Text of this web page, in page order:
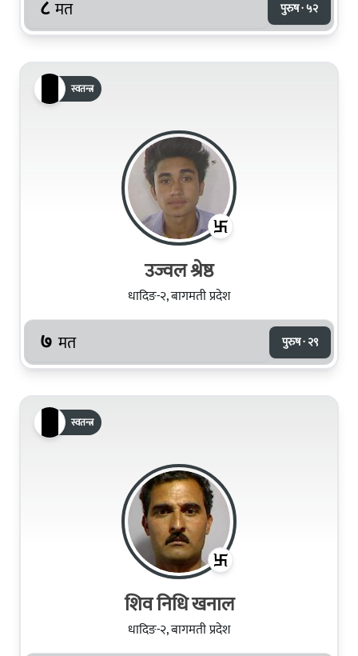
८ मत पुरुष · ५२
स्वतन्त्र
उज्वल श्रेष्ठ
धादिङ-२, बागमती प्रदेश
७ मत पुरुष · २९
स्वतन्त्र
शिव निधि खनाल
धादिङ-२, बागमती प्रदेश